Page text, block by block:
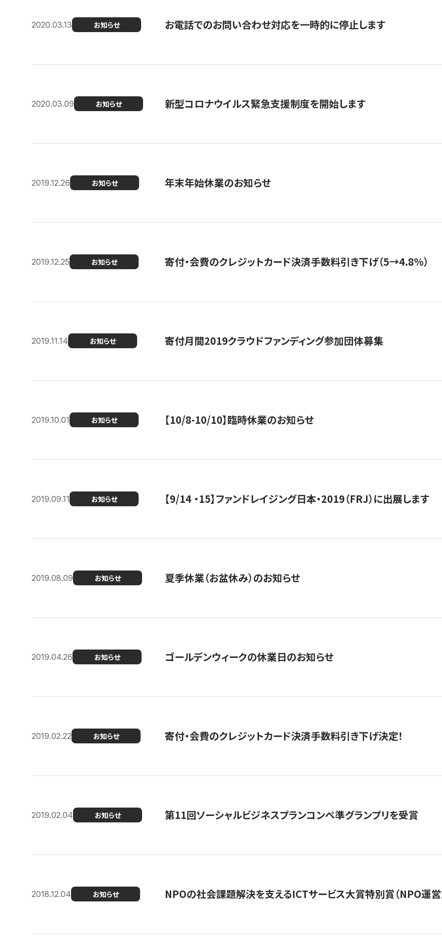
2020.03.13 お知らせ お電話でのお問い合わせ対応を一時的に停止します
2020.03.09 お知らせ 新型コロナウイルス緊急支援制度を開始します
2019.12.26 お知らせ 年末年始休業のお知らせ
2019.12.25 お知らせ 寄付・会費のクレジットカード決済手数料引き下げ（5→4.8%）
2019.11.14 お知らせ 寄付月間2019クラウドファンディング参加団体募集
2019.10.01 お知らせ 【10/8-10/10】臨時休業のお知らせ
2019.09.11 お知らせ 【9/14 ・15】ファンドレイジング日本・2019（FRJ）に出展します
2019.08.09 お知らせ 夏季休業（お盆休み）のお知らせ
2019.04.26 お知らせ ゴールデンウィークの休業日のお知らせ
2019.02.22 お知らせ 寄付・会費のクレジットカード決済手数料引き下げ決定！
2019.02.04 お知らせ 第11回ソーシャルビジネスプランコンペ準グランプリを受賞
2018.12.04 お知らせ NPOの社会課題解決を支えるICTサービス大賞特別賞（NPO運